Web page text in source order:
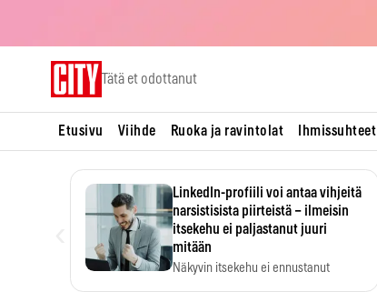
Tätä et odottanut
Etusivu Viihde Ruoka ja ravintolat Ihmissuhteet
LinkedIn-profiili voi antaa vihjeitä
narsistisista piirteistä – ilmeisin
itsekehu ei paljastanut juuri
mitään
Näkyvin itsekehu ei ennustanut